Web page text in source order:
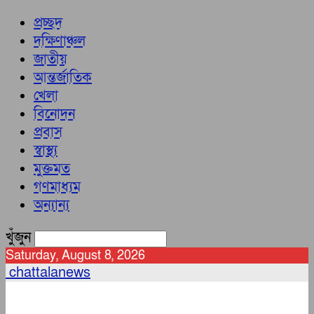
প্রচ্ছদ
দক্ষিণাঞ্চল
জাতীয়
আন্তর্জাতিক
খেলা
বিনোদন
প্রবাস
স্বাস্থ্য
মুক্তমত
গণমাধ্যম
অন্যান্য
খুঁজুন
Saturday, August 8, 2026
chattalanews